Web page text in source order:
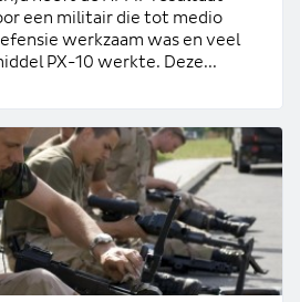
een militair die tot medio
werkzaam was en veel
PX-10 werkte. Deze...